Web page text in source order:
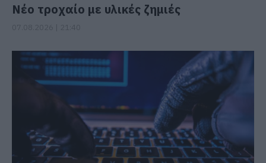
Νέο τροχαίο με υλικές ζημιές